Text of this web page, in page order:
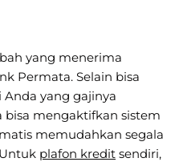
yang menerima
Permata. Selain bisa
yang gajinya
bisa mengaktifkan sistem
memudahkan segala
plafon kredit sendiri,